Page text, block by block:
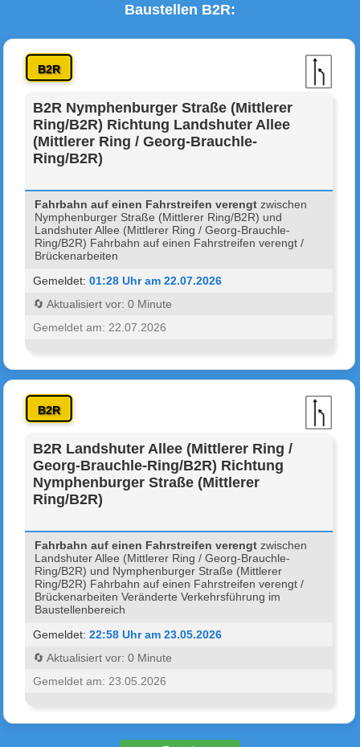
Baustellen B2R:
B2R
B2R Nymphenburger Straße (Mittlerer
Ring/B2R) Richtung Landshuter Allee
(Mittlerer Ring / Georg-Brauchle-
Ring/B2R)
Fahrbahn auf einen Fahrstreifen verengt zwischen
Nymphenburger Straße (Mittlerer Ring/B2R) und
Landshuter Allee (Mittlerer Ring / Georg-Brauchle-
Ring/B2R) Fahrbahn auf einen Fahrstreifen verengt /
Brückenarbeiten
Gemeldet:01:28 Uhr am 22.07.2026
🔄 Aktualisiert vor: 0 Minute
Gemeldet am: 22.07.2026
B2R
B2R Landshuter Allee (Mittlerer Ring /
Georg-Brauchle-Ring/B2R) Richtung
Nymphenburger Straße (Mittlerer
Ring/B2R)
Fahrbahn auf einen Fahrstreifen verengt zwischen
Landshuter Allee (Mittlerer Ring / Georg-Brauchle-
Ring/B2R) und Nymphenburger Straße (Mittlerer
Ring/B2R) Fahrbahn auf einen Fahrstreifen verengt /
Brückenarbeiten Veränderte Verkehrsführung im
Baustellenbereich
Gemeldet:22:58 Uhr am 23.05.2026
🔄 Aktualisiert vor: 0 Minute
Gemeldet am: 23.05.2026